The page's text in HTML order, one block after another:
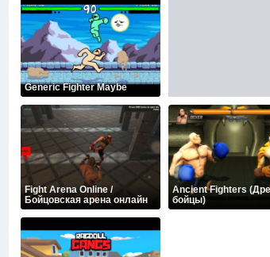
Generic Fighter Maybe
Fight Arena Online /
Бойцовская арена онлайн
Ancient Fighters
бойцы)